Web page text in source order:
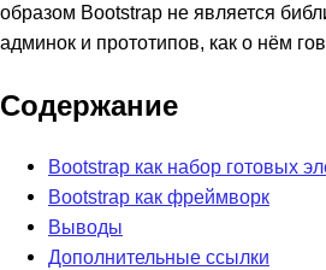
образом Bootstrap не является
админок и прототипов, как о нём
Содержание
Bootstrap как набор готовых
Bootstrap как фреймворк
Выводы
Дополнительные ссылки